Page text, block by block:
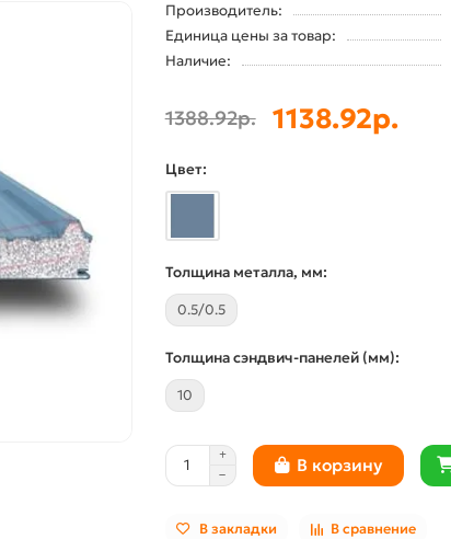
Производитель:
Единица цены за товар:
Наличие:
1388.92р. 1138.92р.
Цвет:
Толщина металла, мм:
0.5/0.5
Толщина сэндвич-панелей (мм):
10
В корзину
В закладки В сравнение